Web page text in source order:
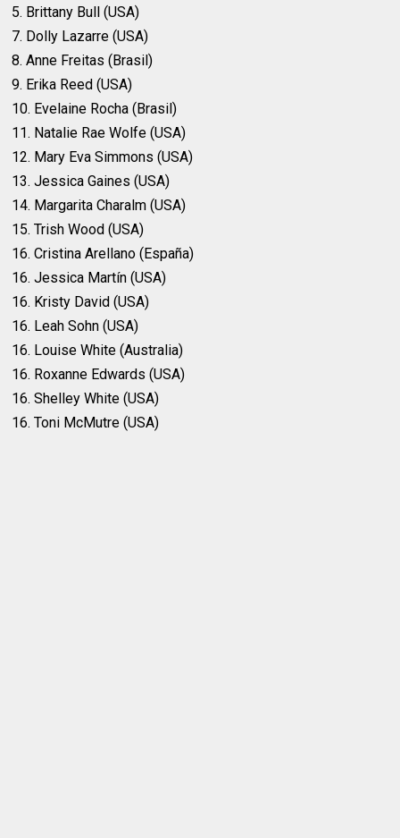
5. Brittany Bull (USA)
7. Dolly Lazarre (USA)
8. Anne Freitas (Brasil)
9. Erika Reed (USA)
10. Evelaine Rocha (Brasil)
11. Natalie Rae Wolfe (USA)
12. Mary Eva Simmons (USA)
13. Jessica Gaines (USA)
14. Margarita Charalm (USA)
15. Trish Wood (USA)
16. Cristina Arellano (España)
16. Jessica Martín (USA)
16. Kristy David (USA)
16. Leah Sohn (USA)
16. Louise White (Australia)
16. Roxanne Edwards (USA)
16. Shelley White (USA)
16. Toni McMutre (USA)